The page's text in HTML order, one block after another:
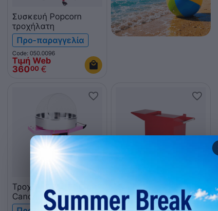
Συσκευή Popcorn
τροχήλατη
Προ-παραγγελία
Code: 050.0096
Τιμή Web
36000 €
Τροχήλατος σταθμός
Candy floss (μαλλί της
γριάς)
Τροχήλατη βάση
συσκευής Pop Corn